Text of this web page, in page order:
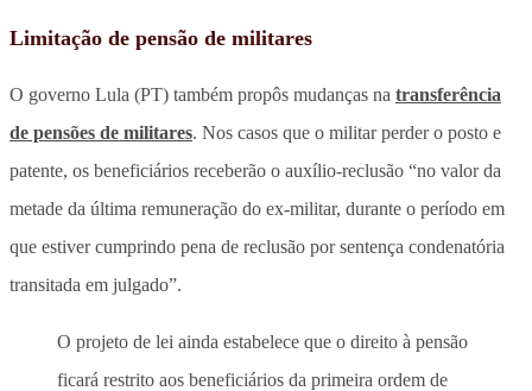
Limitação de pensão de militares
O governo Lula (PT) também propôs mudanças na transferência
de pensões de militares. Nos casos que o militar perder o posto e
patente, os beneficiários receberão o auxílio-reclusão “no valor da
metade da última remuneração do ex-militar, durante o período em
que estiver cumprindo pena de reclusão por sentença condenatória
transitada em julgado”.
O projeto de lei ainda estabelece que o direito à pensão
ficará restrito aos beneficiários da primeira ordem de